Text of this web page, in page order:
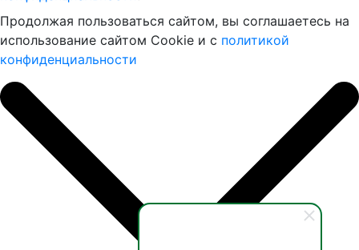
Продолжая пользоваться сайтом, вы соглашаетесь на
использование сайтом Cookie и с политикой
конфиденциальности